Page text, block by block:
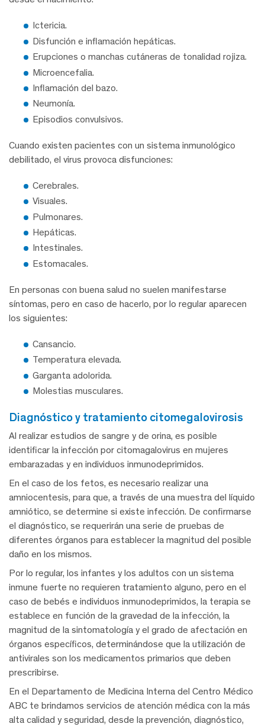
Ictericia.
Disfunción e inflamación hepáticas.
Erupciones o manchas cutáneras de tonalidad rojiza.
Microencefalia.
Inflamación del bazo.
Neumonía.
Episodios convulsivos.
Cuando existen pacientes con un sistema inmunológico
debilitado, el virus provoca disfunciones:
Cerebrales.
Visuales.
Pulmonares.
Hepáticas.
Intestinales.
Estomacales.
En personas con buena salud no suelen manifestarse
síntomas, pero en caso de hacerlo, por lo regular aparecen
los siguientes:
Cansancio.
Temperatura elevada.
Garganta adolorida.
Molestias musculares.
diagnóstico y tratamiento citomegalovirosis
Al realizar estudios de sangre y de orina, es posible
identificar la infección por citomagalovirus en mujeres
embarazadas y en individuos inmunodeprimidos.
En el caso de los fetos, es necesario realizar una
amniocentesis, para que, a través de una muestra del líquido
amniótico, se determine si existe infección. De confirmarse
el diagnóstico, se requerirán una serie de pruebas de
diferentes órganos para establecer la magnitud del posible
daño en los mismos.
Por lo regular, los infantes y los adultos con un sistema
inmune fuerte no requieren tratamiento alguno, pero en el
caso de bebés e individuos inmunodeprimidos, la terapia se
establece en función de la gravedad de la infección, la
magnitud de la sintomatología y el grado de afectación en
órganos específicos, determinándose que la utilización de
antivirales son los medicamentos primarios que deben
prescribirse.
En el Departamento de Medicina Interna del Centro Médico
ABC te brindamos servicios de atención médica con la más
alta calidad y seguridad, desde la prevención, diagnóstico,